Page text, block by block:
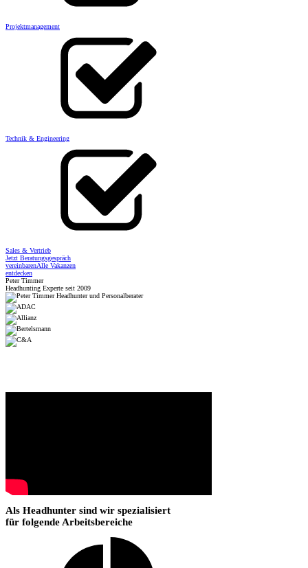
Projektmanagement
Technik & Engineering
Sales & Vertrieb
Jetzt Beratungsgespräch
vereinbarenAlle Vakanzen
entdecken
Peter Timmer
Headhunting Experte seit 2009
Als Headhunter sind wir spezialisiert
für folgende Arbeitsbereiche